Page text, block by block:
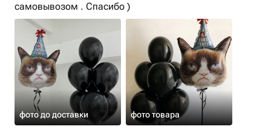
самовывозом . Спасибо )
фото до доставки фото товара